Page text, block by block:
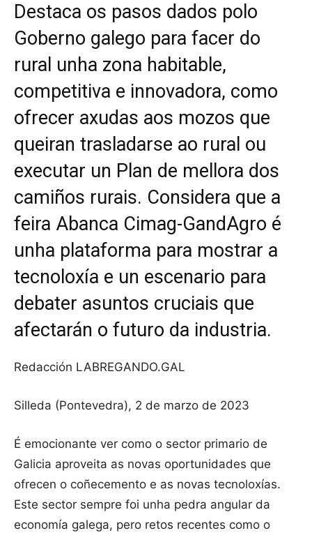
Destaca os pasos dados polo
Goberno galego para facer do
rural unha zona habitable,
competitiva e innovadora, como
ofrecer axudas aos mozos que
queiran trasladarse ao rural ou
executar un Plan de mellora dos
camiños rurais. Considera que a
feira Abanca Cimag-GandAgro é
unha plataforma para mostrar a
tecnoloxía e un escenario para
debater asuntos cruciais que
afectarán o futuro da industria.
Redacción LABREGANDO.GAL
Silleda (Pontevedra), 2 de marzo de 2023
É emocionante ver como o sector primario de
Galicia aproveita as novas oportunidades que
ofrecen o coñecemento e as novas tecnoloxías.
Este sector sempre foi unha pedra angular da
economía galega, pero retos recentes como o